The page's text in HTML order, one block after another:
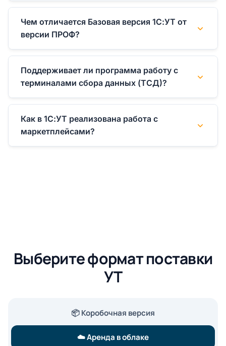
Чем отличается Базовая версия 1С:УТ от
версии ПРОФ?
Поддерживает ли программа работу с
терминалами сбора данных (ТСД)?
Как в 1С:УТ реализована работа с
маркетплейсами?
Выберите формат поставки
УТ
📦 Коробочная версия
☁️ Аренда в облаке